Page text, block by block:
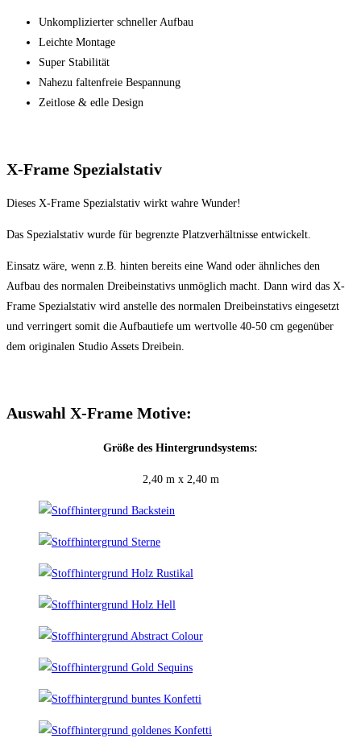
Unkomplizierter schneller Aufbau
Leichte Montage
Super Stabilität
Nahezu faltenfreie Bespannung
Zeitlose & edle Design
X-Frame Spezialstativ
Dieses X-Frame Spezialstativ wirkt wahre Wunder!
Das Spezialstativ wurde für begrenzte Platzverhältnisse entwickelt.
Einsatz wäre, wenn z.B. hinten bereits eine Wand oder ähnliches den
Aufbau des normalen Dreibeinstativs unmöglich macht. Dann wird das X-
Frame Spezialstativ wird anstelle des normalen Dreibeinstativs eingesetzt
und verringert somit die Aufbautiefe um wertvolle 40-50 cm gegenüber
dem originalen Studio Assets Dreibein.
Auswahl X-Frame Motive:
Größe des Hintergrundsystems:
2,40 m x 2,40 m